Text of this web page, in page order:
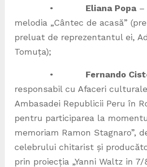
• Eliana Popa –
melodia „Cântec de acasă”
preluat de reprezentantul ei,
Tomuța);
• Fernando
responsabil cu Afaceri
Ambasadei Republicii Peru în
pentru participarea la
memoriam Ramon Stagnaro”,
celebrului chitarist și
prin proiecția „Yanni Waltz in 7/